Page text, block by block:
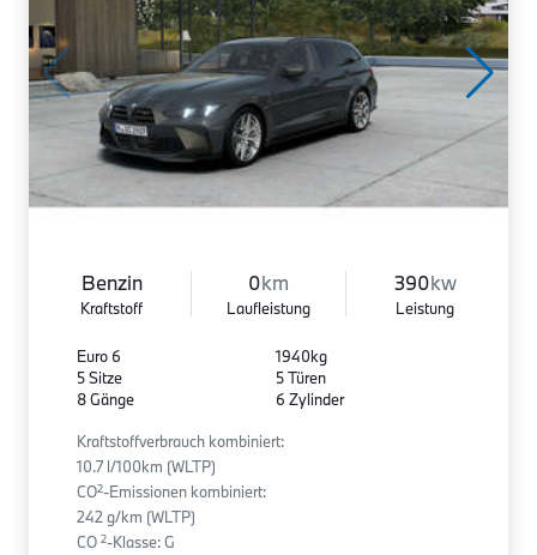
Benzin
Kraftstoff
0km
Laufleistung
390kw
Leistung
Euro 6
5 Sitze
8 Gänge
1940kg
5 Türen
6 Zylinder
Kraftstoffverbrauch kombiniert:
10.7 l/100km (WLTP)
CO2-Emissionen kombiniert:
242 g/km (WLTP)
CO 2-Klasse: G